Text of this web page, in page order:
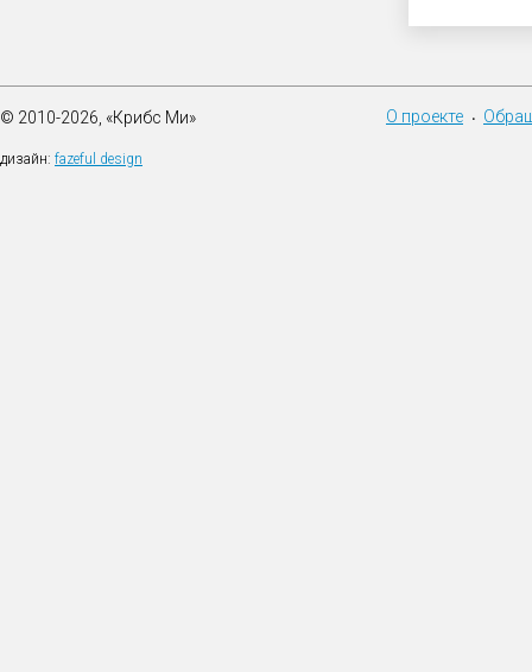
© 2010-2026, «Крибс Ми»
дизайн: fazeful design
О проекте •